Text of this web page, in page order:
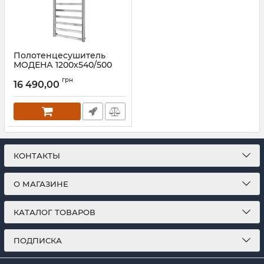
Полотенцесушитель
МОДЕНА 1200х540/500
16 490,00 грн
КОНТАКТЫ
О МАГАЗИНЕ
КАТАЛОГ ТОВАРОВ
ПОДПИСКА